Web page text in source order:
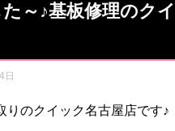
～♪基板修理のク
日
りのクイック名古屋店です♪